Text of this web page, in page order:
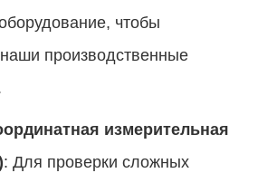
чтобы
производственные
измерительная
: Для проверки сложных